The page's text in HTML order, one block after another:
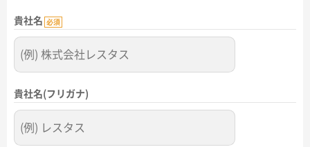
貴社名 必須
貴社名(フリガナ)